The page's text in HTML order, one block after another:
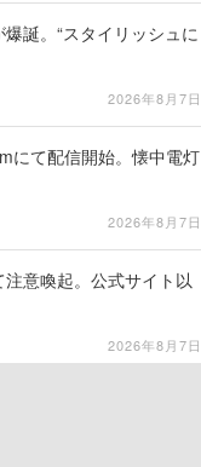
誕。“スタイリッシュに
2026年8月7日
にて配信開始。懐中電灯
2026年8月7日
意喚起。公式サイト以
2026年8月7日